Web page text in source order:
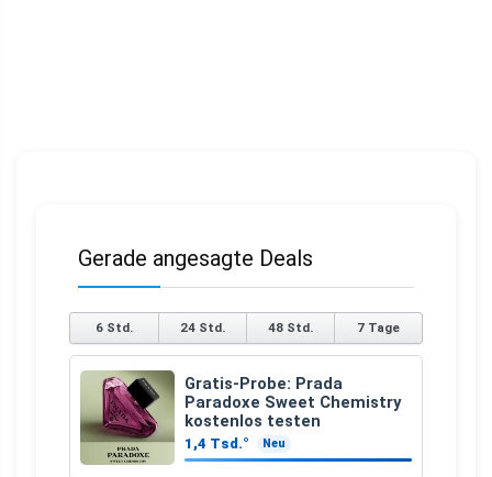
Gerade angesagte Deals
6 Std. 24 Std. 48 Std. 7 Tage
Gratis-Probe: Prada
Paradoxe Sweet Chemistry
kostenlos testen
1,4 Tsd.° Neu